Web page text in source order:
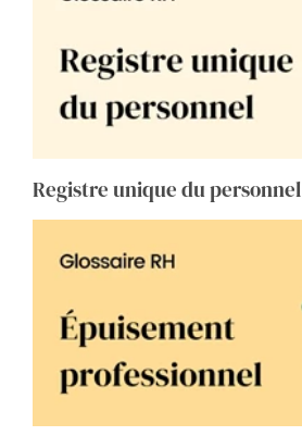
Registre unique du personnel